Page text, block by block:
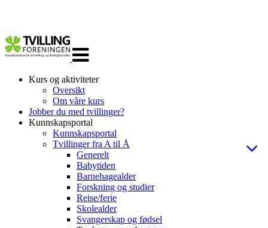
navigasjon
Kurs og aktiviteter
Oversikt
Om våre kurs
Jobber du med tvillinger?
Kunnskapsportal
Kunnskapsportal
Tvillinger fra A til Å
Generelt
Babytiden
Barnehagealder
Forskning og studier
Reise/ferie
Skolealder
Svangerskap og fødsel